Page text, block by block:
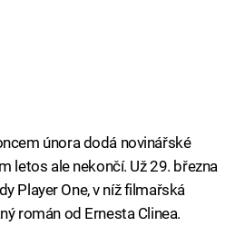
února dodá novinářské
letos ale nekončí. Už 29. března
Player One, v níž filmařská
román od Ernesta Clinea.